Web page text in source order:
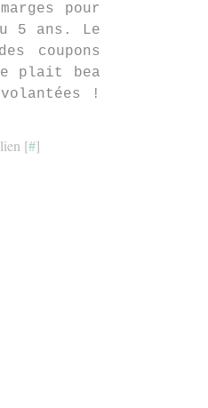
pour
5 ans. Le
coupons
plait bea
volantées !
[#]